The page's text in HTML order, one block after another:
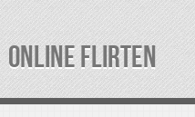
ONLINE FLIRTEN